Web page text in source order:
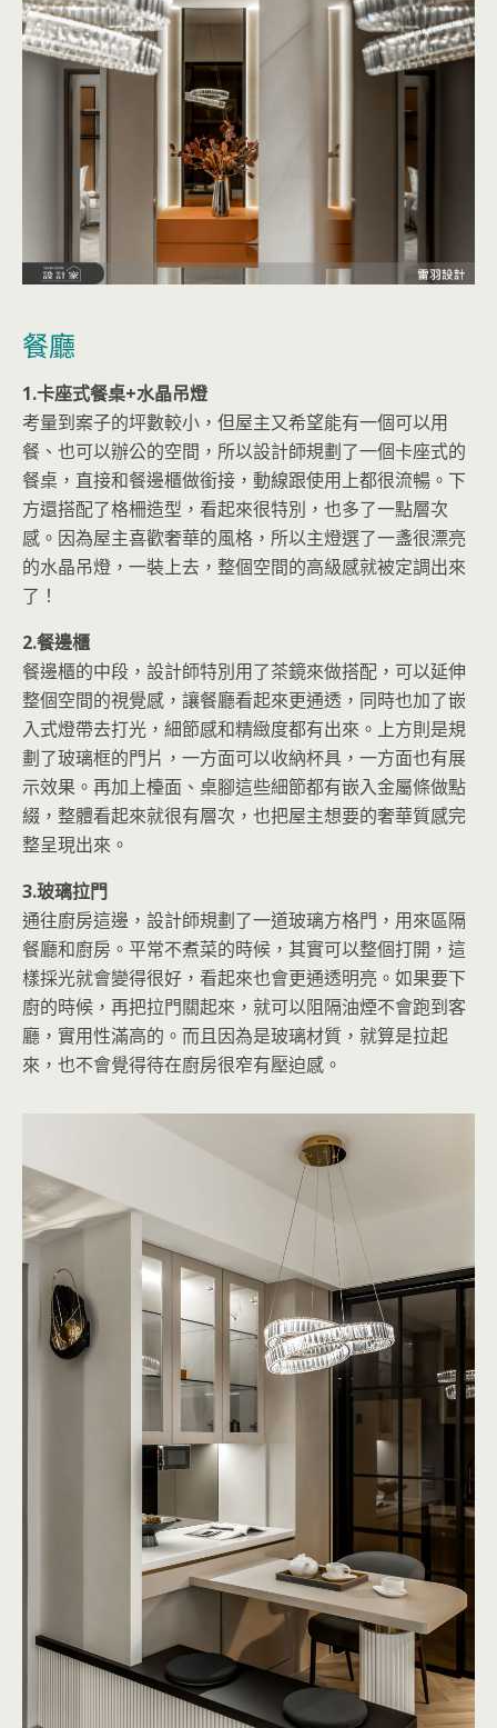
餐廳
1.卡座式餐桌+水晶吊燈
考量到案子的坪數較小，但屋主又希望能有一個可以用
餐、也可以辦公的空間，所以設計師規劃了一個卡座式的
餐桌，直接和餐邊櫃做銜接，動線跟使用上都很流暢。下
方還搭配了格柵造型，看起來很特別，也多了一點層次
感。因為屋主喜歡奢華的風格，所以主燈選了一盞很漂亮
的水晶吊燈，一裝上去，整個空間的高級感就被定調出來
了！
2.餐邊櫃
餐邊櫃的中段，設計師特別用了茶鏡來做搭配，可以延伸
整個空間的視覺感，讓餐廳看起來更通透，同時也加了嵌
入式燈帶去打光，細節感和精緻度都有出來。上方則是規
劃了玻璃框的門片，一方面可以收納杯具，一方面也有展
示效果。再加上檯面、桌腳這些細節都有嵌入金屬條做點
綴，整體看起來就很有層次，也把屋主想要的奢華質感完
整呈現出來。
3.玻璃拉門
通往廚房這邊，設計師規劃了一道玻璃方格門，用來區隔
餐廳和廚房。平常不煮菜的時候，其實可以整個打開，這
樣採光就會變得很好，看起來也會更通透明亮。如果要下
廚的時候，再把拉門關起來，就可以阻隔油煙不會跑到客
廳，實用性滿高的。而且因為是玻璃材質，就算是拉起
來，也不會覺得待在廚房很窄有壓迫感。